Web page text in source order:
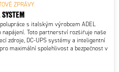
ZPRÁVY
s italským výrobcem ADEL
Toto partnerství rozšiřuje naše
zdroje, DC-UPS systémy a inteligentní
maximální spolehlivost a bezpečnost v